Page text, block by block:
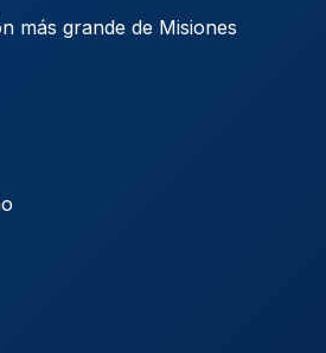
más grande de Misiones